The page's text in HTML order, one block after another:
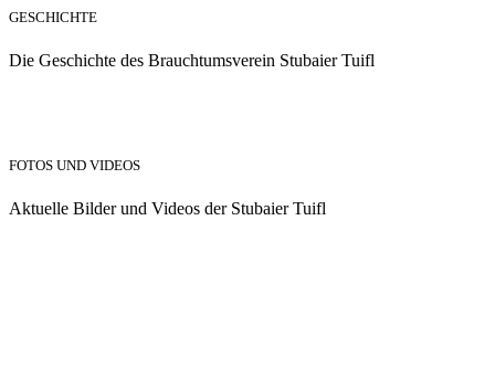
GESCHICHTE
Die Geschichte des Brauchtumsverein Stubaier Tuifl
FOTOS UND VIDEOS
Aktuelle Bilder und Videos der Stubaier Tuifl